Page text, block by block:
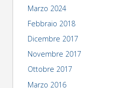
Marzo 2024
Febbraio 2018
Dicembre 2017
Novembre 2017
Ottobre 2017
Marzo 2016